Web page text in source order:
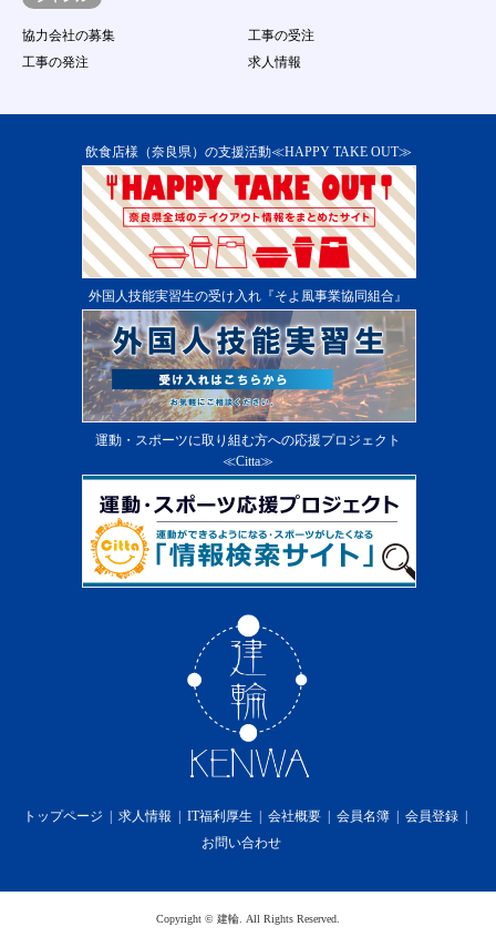
肖像権等の他人の権利を侵害する、またはそ
のおそれのある行為
（１８）その他事務局が不適切であると判断する行為
ビスの提供を一時的に中断することがあります。
本サービス用設備の保守又は工事のため、やむ
を得ない場合
本サービス用設備に障害が発生し、やむを得な
い場合
第一種電気通信事業者又はその他の電気通信事
業者の提供する電気通信役務に起因して電気通
信サービスの利用が不能になった場合
その他運用上又は技術上当社がサービスの一時
中断が必要と判断した場合 ２．当システムの
提供中止に伴う会員又は第三者からの損害賠償
の請求を免れるものとします。
第14条 本サービス提供の終了
当社は、会員に通知の上、会員に対する本サービ
ス及び本サービスの一部を終了することができる
ものとします。
前項の通知は、当社のウェブサイト上での掲示又
は会員への電子メールの送付によるものとし、そ
の通知の効力は第６条の定めによります。
当社は第１項の方法による会員に対する通知の
後、本サービスを終了した場合には、会員に対し
しくはその他の費用の損害又は補償を免れるもの
本サービスの利用料金に関しては無償提供の為、
一切かからないものとします。
第16条 プライバシーポリシーの遵守
当社は、個人情報を適切に保護し、当社のホームペ
す。
ービス提供の中断）及び第14条（本サービス提供
協力会社の募集
工事の受注
工事の発注
求人情報
飲食店様（奈良県）の支援活動≪HAPPY TAKE OUT≫
外国人技能実習生の受け入れ『そよ風事業協同組合』
運動・スポーツに取り組む方への応援プロジェクト
≪Citta≫
トップページ 求人情報 IT福利厚生 会社概要 会員名簿
会員登録
お問い合わせ
Copyright © 建輪. All Rights Reserved.